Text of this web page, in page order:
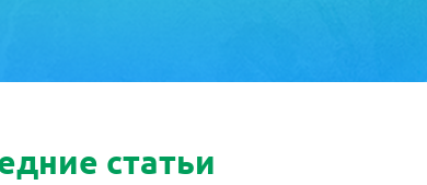
статьи